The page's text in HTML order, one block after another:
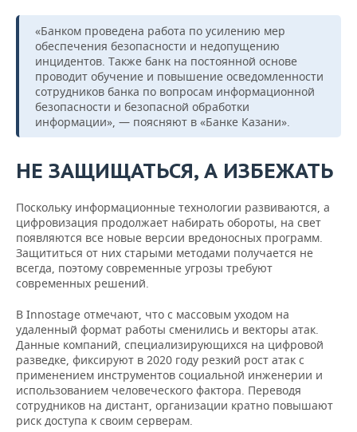
«Банком проведена работа по усилению мер
обеспечения безопасности и недопущению
инцидентов. Также банк на постоянной основе
проводит обучение и повышение осведомленности
сотрудников банка по вопросам информационной
безопасности и безопасной обработки
информации», — поясняют в «Банке Казани».
НЕ ЗАЩИЩАТЬСЯ, А ИЗБЕЖАТЬ
Поскольку информационные технологии развиваются, а
цифровизация продолжает набирать обороты, на свет
появляются все новые версии вредоносных программ.
Защититься от них старыми методами получается не
всегда, поэтому современные угрозы требуют
современных решений.
В Innostage отмечают, что с массовым уходом на
удаленный формат работы сменились и векторы атак.
Данные компаний, специализирующихся на цифровой
разведке, фиксируют в 2020 году резкий рост атак с
применением инструментов социальной инженерии и
использованием человеческого фактора. Переводя
сотрудников на дистант, организации кратно повышают
риск доступа к своим серверам.